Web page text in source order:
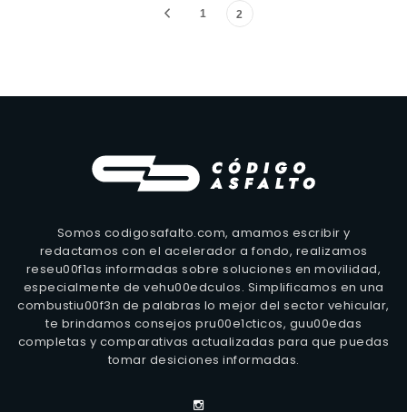
1 2
Somos codigosafalto.com, amamos escribir y
redactamos con el acelerador a fondo, realizamos
reseu00f1as informadas sobre soluciones en movilidad,
especialmente de vehu00edculos. Simplificamos en una
combustiu00f3n de palabras lo mejor del sector vehicular,
te brindamos consejos pru00e1cticos, guu00edas
completas y comparativas actualizadas para que puedas
tomar desiciones informadas.